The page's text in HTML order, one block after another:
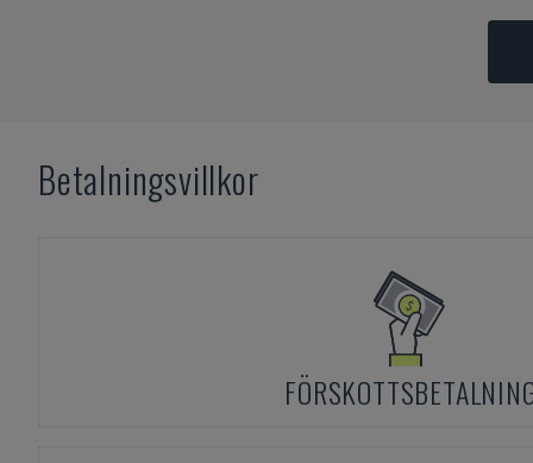
Betalningsvillkor